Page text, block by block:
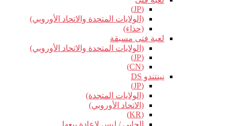
(JP)
(الولايات المتحدة والاتحاد الأوروبي)
(حذاء)
لعبة فتى مسبقة
(الولايات المتحدة والاتحاد الأوروبي)
(JP)
(CN)
نينتندو DS
(JP)
(الولايات المتحدة)
(الاتحاد الأوروبي)
(KR)